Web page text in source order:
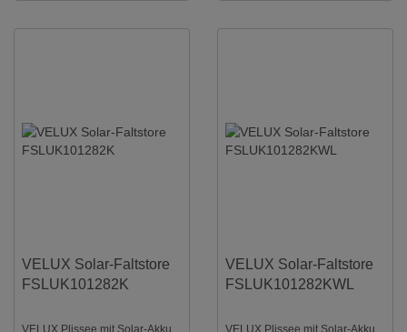
VELUX Solar-Faltstore
FSLUK101282K
VELUX Solar-Faltstore
FSLUK101282KWL